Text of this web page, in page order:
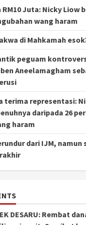
Juta: Nicky Liow
wang haram
di Mahkamah
peguam kontroversi
Aneelamagham
terima representasi:
daripada 26
haram
dari IJM, namun
DESARU: Rembat